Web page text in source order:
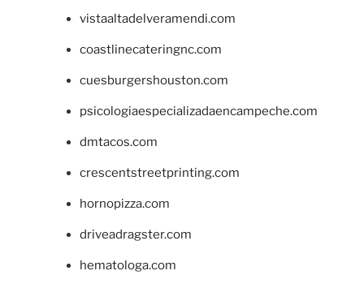
vistaaltadelveramendi.com
coastlinecateringnc.com
cuesburgershouston.com
psicologiaespecializadaencampeche.com
dmtacos.com
crescentstreetprinting.com
hornopizza.com
driveadragster.com
hematologa.com